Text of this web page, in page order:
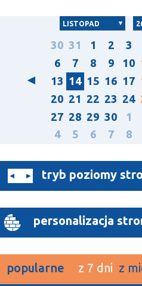
LISTOPAD
30 31 1 2 3
6
7 8 9 10
13 14 15 16 17
20 21 22 23 24
27 28 29 30 1
4
5 6 7 8
tryb poziomy
personalizacja
popularne z 7 dni z